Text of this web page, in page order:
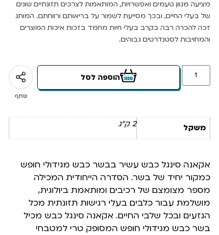
מציעה מגוון טעמים ואפשרויות, המותאמות לצרכים תזונתיים שונים
של בעלי החיים, ובכך מסייעת לשמור על בריאותם ורווחתם. המותג
זכה להכרה רבה בקרב בעלי חיות מחמד בזכות איכות המוצרים
והמחויבות לסטנדרטים גבוהים.
הוספה לסל
שתף
משקל 2 ק"ג
אקאנה סינגל כבש עשיר בבשר כבש מגידולי חופש
כמקור יחיד של בשר. הסדרה הייחודית המכילה
מספר מצומצם של רכיבים ומותאמת ביולוגית,
מושלמת עבור כלבים בעלי רגישות תזונתית מכל
הגזעים ובכל שלבי החיים. אקאנה סינגל כבש מכיל
בשר כבש מגידולי חופש המסופק טרי למטבחי